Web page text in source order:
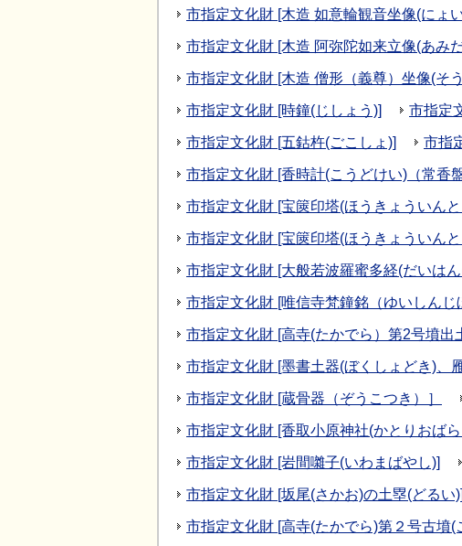
市指定文化財 [木造 如意輪観音坐像(にょ
市指定文化財 [木造 阿弥陀如来立像(あみ
市指定文化財 [木造 僧形（義尊）坐像(そ
市指定文化財 [時鐘(じしょう)] 市指定
市指定文化財 [五鈷杵(ごこしょ)] 市指
市指定文化財 [香時計(こうどけい)（常香
市指定文化財 [宝篋印塔(ほうきょういんと
市指定文化財 [宝篋印塔(ほうきょういんと
市指定文化財 [大般若波羅蜜多経(だいは
市指定文化財 [唯信寺梵鐘銘（ゆいしんじ
市指定文化財 [高寺(たかでら）第2号墳出
市指定文化財 [墨書土器(ぼくしょどき)、
市指定文化財 [蔵骨器（ぞうこつき）］
市指定文化財 [香取小原神社(かとりおば
市指定文化財 [岩間囃子(いわまばやし)]
市指定文化財 [坂尾(さかお)の土塁(どるい)]
市指定文化財 [高寺(たかでら)第２号古墳(